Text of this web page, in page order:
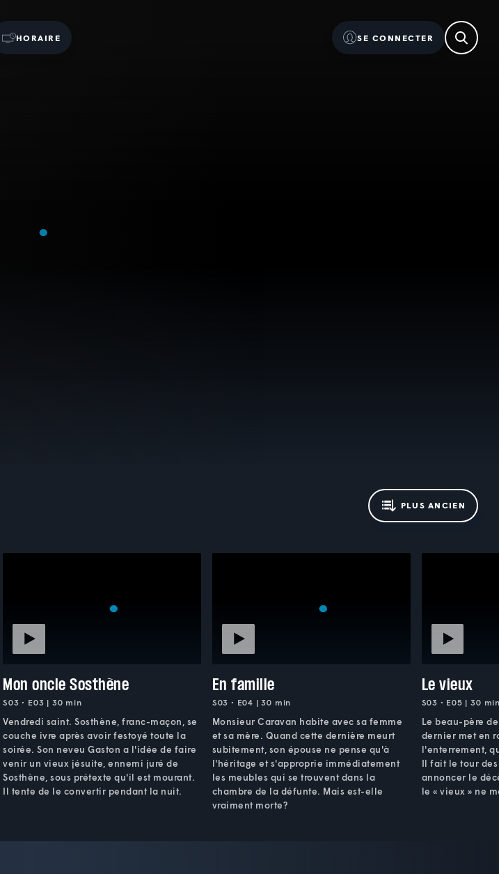
HORAIRE SE CONNECTER
PLUS ANCIEN
Mon oncle Sosthène
S03 • E03 | 30 min
Vendredi saint. Sosthène, franc-maçon, se
couche ivre après avoir festoyé toute la
soirée. Son neveu Gaston a l'idée de faire
venir un vieux jésuite, ennemi juré de
Sosthène, sous prétexte qu'il est mourant.
Il tente de le convertir pendant la nuit.
En famille
S03 • E04 | 30 min
Monsieur Caravan habite avec sa femme
et sa mère. Quand cette dernière meurt
subitement, son épouse ne pense qu'à
l'héritage et s'approprie immédiatement
les meubles qui se trouvent dans la
chambre de la défunte. Mais est-elle
vraiment morte?
Le vieux
S03 • E05 | 30
Le beau-père
dernier met en
l'enterrement,
Il fait le tour
annoncer le
le « vieux » ne